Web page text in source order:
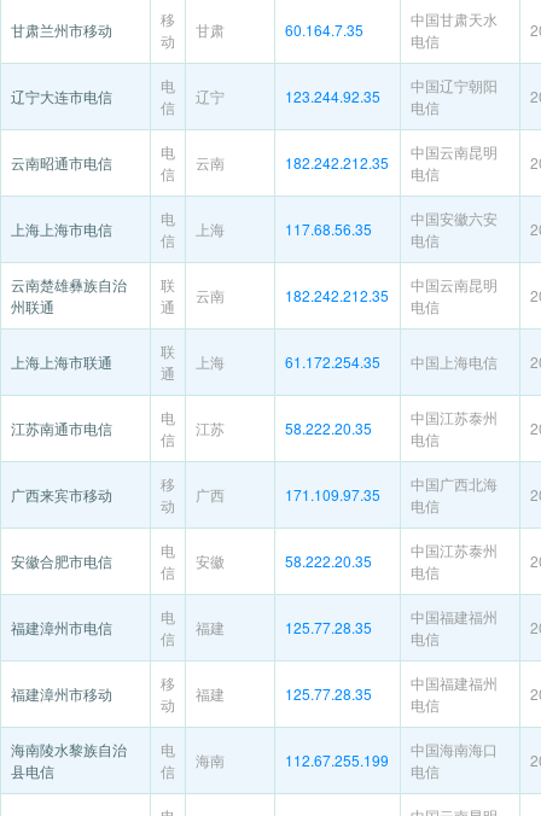
甘肃兰州市移动
移
动
甘肃 60.164.7.35
中国甘肃天水
电信
辽宁大连市电信
电
信
辽宁 123.244.92.35
中国辽宁朝阳
电信
云南昭通市电信
电
信
云南 182.242.212.35
中国云南昆明
电信
上海上海市电信
电
信
上海 117.68.56.35
中国安徽六安
电信
云南楚雄彝族自治
州联通
联
通
云南 182.242.212.35
中国云南昆明
电信
上海上海市联通
联
通
上海 61.172.254.35 中国上海电信
江苏南通市电信
电
信
江苏 58.222.20.35
中国江苏泰州
电信
广西来宾市移动
移
动
广西 171.109.97.35
中国广西北海
电信
安徽合肥市电信
电
信
安徽 58.222.20.35
中国江苏泰州
电信
福建漳州市电信
电
信
福建 125.77.28.35
中国福建福州
电信
福建漳州市移动
移
动
福建 125.77.28.35
中国福建福州
电信
海南陵水黎族自治
县电信
电
信
海南 112.67.255.199
中国海南海口
电信